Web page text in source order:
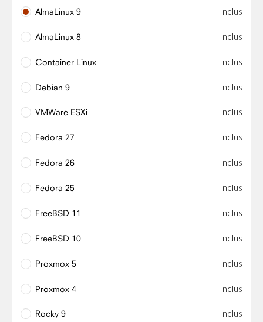
AlmaLinux 9
Inclus
AlmaLinux 8 Inclus
Container Linux Inclus
Debian 9 Inclus
VMWare ESXi Inclus
Fedora 27 Inclus
Fedora 26 Inclus
Fedora 25 Inclus
FreeBSD 11 Inclus
FreeBSD 10 Inclus
Proxmox 5 Inclus
Proxmox 4 Inclus
Rocky 9 Inclus